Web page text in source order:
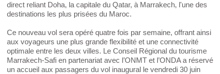
direct reliant Doha, la capitale du Qatar, à Marrakech, l'une des
destinations les plus prisées du Maroc.
Ce nouveau vol sera opéré quatre fois par semaine, offrant ainsi
aux voyageurs une plus grande flexibilité et une connectivité
optimale entre les deux villes. Le Conseil Régional du tourisme
Marrakech-Safi en partenariat avec l’ONMT et l’ONDA a réservé
un accueil aux passagers du vol inaugural le vendredi 30 juin